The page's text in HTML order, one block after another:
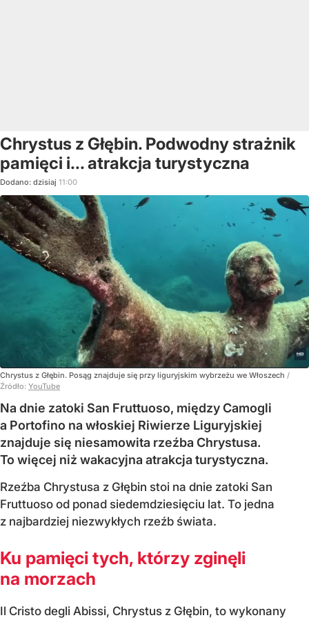
Chrystus z Głębin. Podwodny strażnik
pamięci i... atrakcja turystyczna
Dodano: dzisiaj 11:00
Chrystus z Głębin. Posąg znajduje się przy liguryjskim wybrzeżu we Włoszech /
Źródło: YouTube
Na dnie zatoki San Fruttuoso, między Camogli
a Portofino na włoskiej Riwierze Liguryjskiej
znajduje się niesamowita rzeźba Chrystusa.
To więcej niż wakacyjna atrakcja turystyczna.
Rzeźba Chrystusa z Głębin stoi na dnie zatoki San
Fruttuoso od ponad siedemdziesięciu lat. To jedna
z najbardziej niezwykłych rzeźb świata.
Ku pamięci tych, którzy zginęli
na morzach
Il Cristo degli Abissi, Chrystus z Głębin, to wykonany